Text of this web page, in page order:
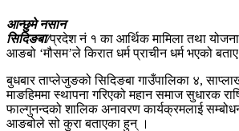
आन्छुमे नसान
सिदिङबा/प्रदेश नं १ का आर्थिक मामिला तथा योजना
आङबो ‘मौसम’ले किरात धर्म प्राचीन धर्म भएको
बुधबार ताप्लेजुङको सिदिङबा गाउँपालिका ४,
माङहिममा स्थापना गरिएको महान समाज सुधारक
फाल्गुनन्दको शालिक अनावरण कार्यक्रमलाई
आङबोले सो कुरा बताएका हुन् ।